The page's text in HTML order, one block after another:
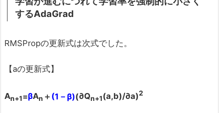
するAdaGrad
RMSPropの更新式は次式でした。
【aの更新式】
An+1=βAn ＋ (1 －β)(∂Qn+1(a,b)/∂a)2